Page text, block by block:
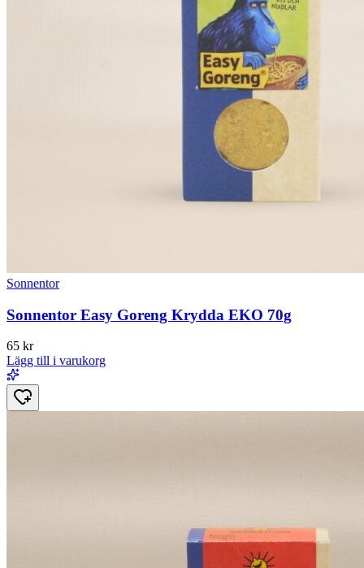
Sonnentor
Sonnentor Easy Goreng Krydda EKO 70g
65 kr
Lägg till i varukorg